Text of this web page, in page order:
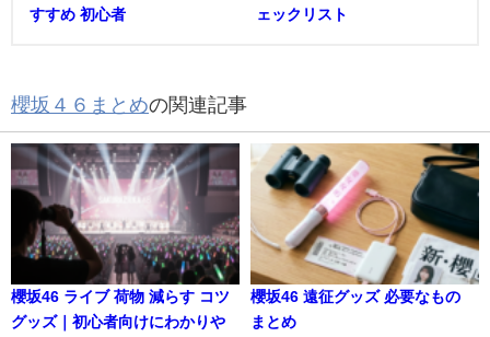
すすめ 初心者
ェックリスト
櫻坂４６まとめの関連記事
櫻坂46 ライブ 荷物 減らす コツ
グッズ｜初心者向けにわかりや
櫻坂46 遠征グッズ 必要なもの
まとめ